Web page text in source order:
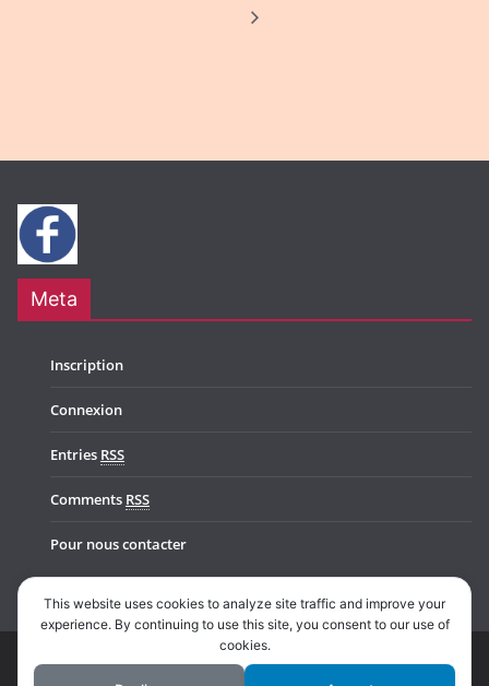
Meta
Inscription
Connexion
Entries RSS
Comments RSS
Pour nous contacter
Copyright © 2026Music In Belgium. All rights reserved.
This website uses cookies to analyze site traffic and improve your
experience. By continuing to use this site, you consent to our use of
cookies.